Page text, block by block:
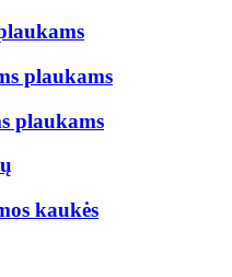
plaukams
plaukams
kaukės